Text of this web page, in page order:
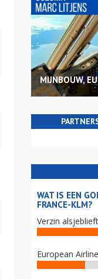
MIJNBOUW,
WAT IS EEN
FRANCE-KLM?
Verzin
European